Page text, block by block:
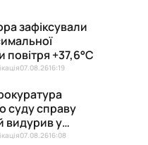
зафіксували
повітря +37,6°С
07.08.2616:19
суду справу
видурив у
тисячі гривень
07.08.2616:08